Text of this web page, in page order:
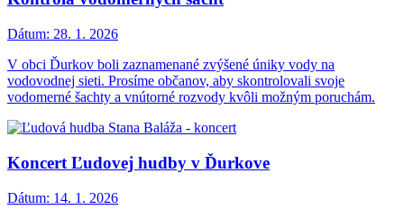
Dátum: 28. 1. 2026
V obci Ďurkov boli zaznamenané zvýšené úniky vody na
vodovodnej sieti. Prosíme občanov, aby skontrolovali svoje
vodomerné šachty a vnútorné rozvody kvôli možným poruchám.
Koncert Ľudovej hudby v Ďurkove
Dátum: 14. 1. 2026